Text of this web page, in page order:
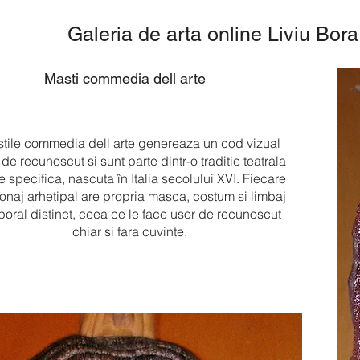
Galeria de arta online Liviu Bora
Masti commedia dell arte
commedia dell arte genereaza un cod vizual
recunoscut si sunt parte dintr-o traditie teatrala
specifica, nascuta în Italia secolului XVI. Fiecare
arhetipal are propria masca, costum si limbaj
distinct, ceea ce le face usor de recunoscut
chiar si fara cuvinte.